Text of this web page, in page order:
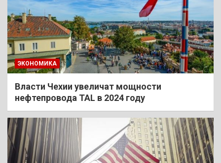
ЭКОНОМИКА
Власти Чехии увеличат мощности
нефтепровода TAL в 2024 году